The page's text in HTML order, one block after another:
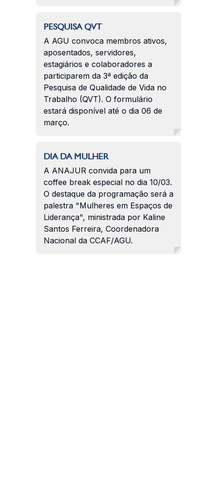
PESQUISA QVT
A AGU convoca membros ativos,
aposentados, servidores,
estagiários e colaboradores a
participarem da 3ª edição da
Pesquisa de Qualidade de Vida no
Trabalho (QVT). O formulário
estará disponível até o dia 06 de
março.
DIA DA MULHER
A ANAJUR convida para um
coffee break especial no dia 10/03.
O destaque da programação será a
palestra "Mulheres em Espaços de
Liderança", ministrada por Kaline
Santos Ferreira, Coordenadora
Nacional da CCAF/AGU.